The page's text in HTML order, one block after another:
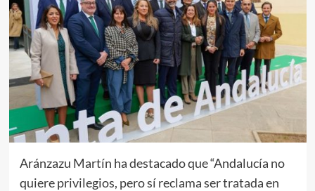
Aránzazu Martín ha destacado que “Andalucía no
quiere privilegios, pero sí reclama ser tratada en